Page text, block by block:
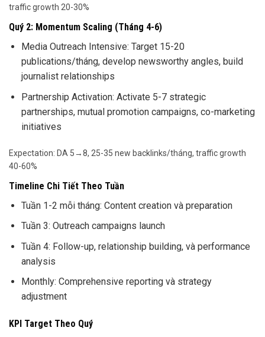
traffic growth 20-30%
Quý 2: Momentum Scaling (Tháng 4-6)
Media Outreach Intensive: Target 15-20
publications/tháng, develop newsworthy angles, build
journalist relationships
Partnership Activation: Activate 5-7 strategic
partnerships, mutual promotion campaigns, co-marketing
initiatives
Expectation: DA 5→8, 25-35 new backlinks/tháng, traffic growth
40-60%
Timeline Chi Tiết Theo Tuần
Tuần 1-2 mỗi tháng: Content creation và preparation
Tuần 3: Outreach campaigns launch
Tuần 4: Follow-up, relationship building, và performance
analysis
Monthly: Comprehensive reporting và strategy
adjustment
KPI Target Theo Quý